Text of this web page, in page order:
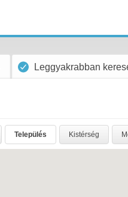
Leggyakrabban
Település Kistérség